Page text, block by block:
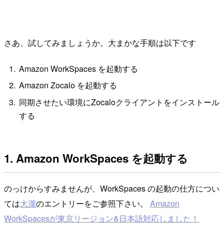
さあ、試してみましょうか。大まかな手順は以下です
Amazon WorkSpaces を起動する
Amazon Zocalo を起動する
同期させたい環境にZocaloクライアントをインストール
する
1. Amazon WorkSpaces を起動する
のっけからすみませんが、WorkSpaces の起動の仕方につい
ては大瀧のエントリーをご参照下さい。 Amazon
WorkSpacesが東京リージョン&日本語対応しました！